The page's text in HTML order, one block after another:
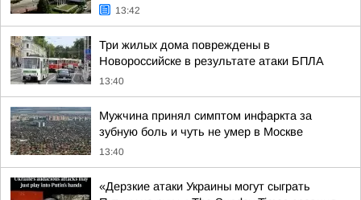
13:42
Три жилых дома повреждены в
Новороссийске в результате атаки БПЛА
13:40
Мужчина принял симптом инфаркта за
зубную боль и чуть не умер в Москве
13:40
«Дерзкие атаки Украины могут сыграть